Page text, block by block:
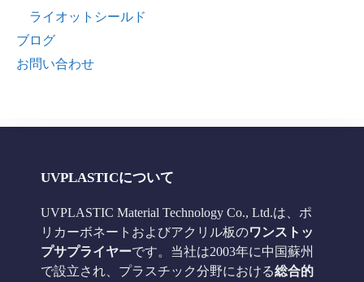
ライオットシールド
ブログ
お問い合わせ
UVPLASTICについて
UVPLASTIC Material Technology Co., Ltd.は、ポ
リカーボネートおよびアクリル板のワンストッ
プサプライヤーです。当社は2003年に中国蘇州
で設立され、プラスチック分野における総合的